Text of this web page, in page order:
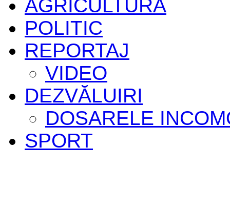
AGRICULTURĂ
POLITIC
REPORTAJ
VIDEO
DEZVĂLUIRI
DOSARELE
SPORT